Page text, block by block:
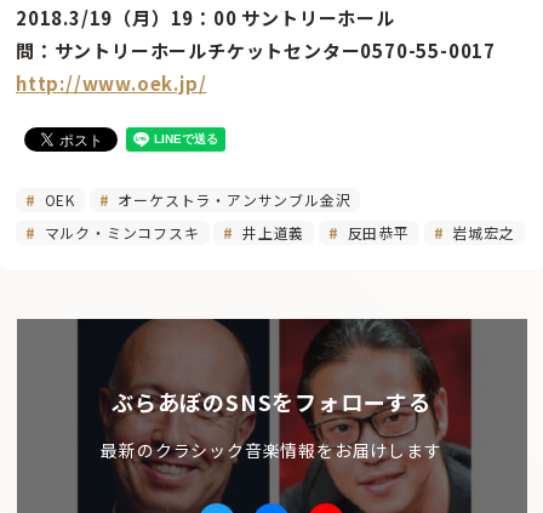
2018.3/19（月）19：00 サントリーホール
問：サントリーホールチケットセンター0570-55-0017
http://www.oek.jp/
OEK
オーケストラ・アンサンブル金沢
マルク・ミンコフスキ
井上道義 反田恭平 岩城宏之
ぶらあぼのSNSをフォローする
最新のクラシック音楽情報をお届けします